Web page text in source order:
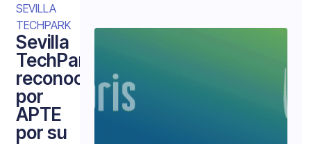
SEVILLA
TECHPARK
Sevilla
TechPark,
reconocida
por
APTE
por su